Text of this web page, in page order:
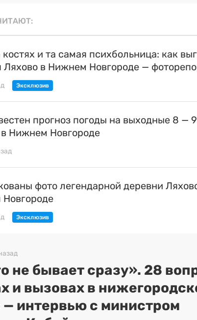
и та самая психбольница: как
Ляхово в Нижнем Новгороде —
прогноз погоды на выходные 8 — 9
в Нижнем Новгороде
фото легендарной деревни
не бывает сразу». 28
и вызовах в
— интервью с министром